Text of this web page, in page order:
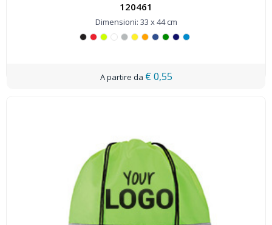
120461
Dimensioni: 33 x 44 cm
€ 0,55